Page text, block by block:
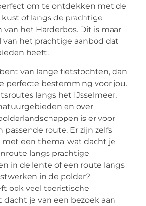
om te ontdekken met de
kust of langs de prachtige
van het Harderbos. Dit is maar
van het prachtige aanbod dat
heeft.
van lange fietstochten, dan
perfecte bestemming voor jou.
langs het IJsselmeer,
en over
is er voor
passende route. Er zijn zelfs
een thema: wat dacht je
langs prachtige
in de lente of een route langs
in de polder?
ook veel toeristische
dacht je van een bezoek aan